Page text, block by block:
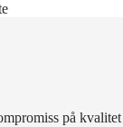
på kvalitet